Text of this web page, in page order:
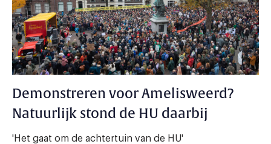
Demonstreren voor Amelisweerd?
Natuurlijk stond de HU daarbij
'Het gaat om de achtertuin van de HU'